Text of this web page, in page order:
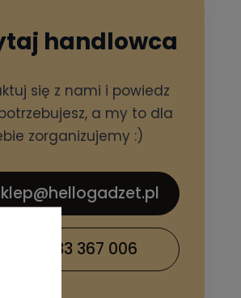
handlowca
się z nami i powiedz
a my to dla
zorganizujemy :)
+48 733 367 006